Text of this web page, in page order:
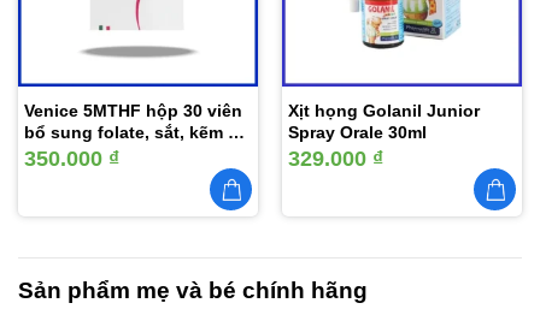
Venice 5MTHF hộp 30 viên
bổ sung folate, sắt, kẽm và
iod
350.000 ₫
Xịt họng Golanil Junior
Spray Orale 30ml
329.000 ₫
Sản phẩm mẹ và bé chính hãng